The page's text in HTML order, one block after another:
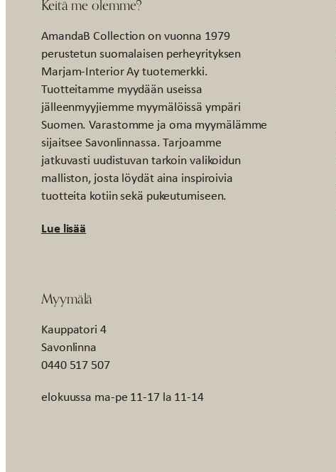
Keitä me olemme?
AmandaB Collection on vuonna 1979
perustetun suomalaisen perheyrityksen
Marjam-Interior Ay tuotemerkki.
Tuotteitamme myydään useissa
jälleenmyyjiemme myymälöissä ympäri
Suomen. Varastomme ja oma myymälämme
sijaitsee Savonlinnassa. Tarjoamme
jatkuvasti uudistuvan tarkoin valikoidun
malliston, josta löydät aina inspiroivia
tuotteita kotiin sekä pukeutumiseen.
Lue lisää
Myymälä
Kauppatori 4
Savonlinna
0440 517 507
elokuussa ma-pe 11-17 la 11-14